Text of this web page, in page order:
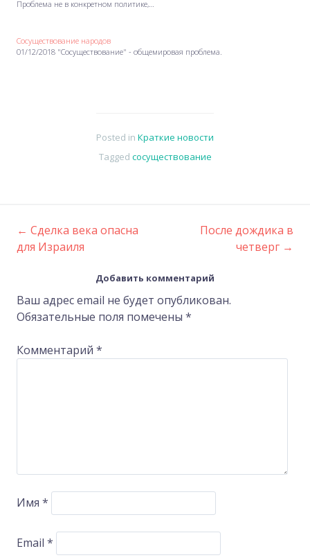
Проблема не в конкретном политике,…
Сосуществование народов
01/12/2018 "Сосуществование" - общемировая проблема.
Posted in Краткие новости
Tagged сосуществование
Post
navigation
← Сделка века опасна
для Израиля
После дождика в
четверг →
Добавить комментарий
Ваш адрес email не будет опубликован.
Обязательные поля помечены *
Комментарий *
Имя *
Email *